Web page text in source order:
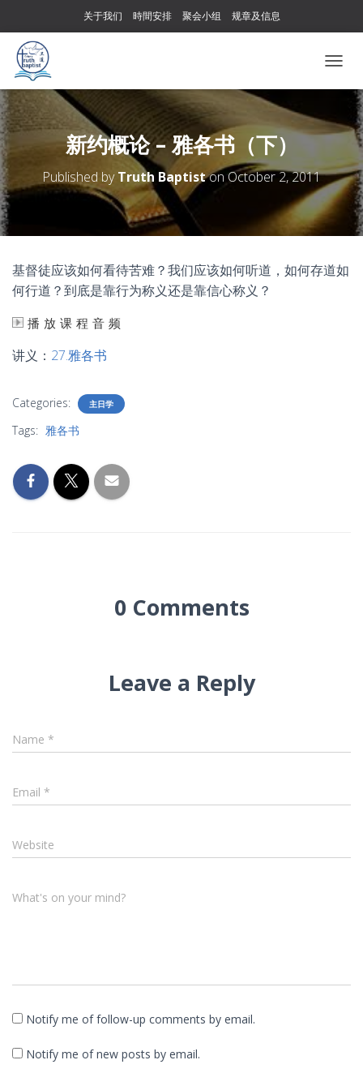
关于我们 時間安排 聚会小组 规章及信息
O
G
L
N
A
V
I
I
新约概论 – 雅各书（下）
Published byTruth Baptiston October 2, 2011
基督徒应该如何看待苦难？我们应该如何听道，如何存道如
何行道？到底是靠行为称义还是靠信心称义？
播放课程音频
讲义： 27.雅各书
Categories: 主日学
Tags: 雅各书
0 Comments
Leave a Reply
Name *
Email *
Website
What's on your mind?
Notify me of follow-up comments by email.
Notify me of new posts by email.